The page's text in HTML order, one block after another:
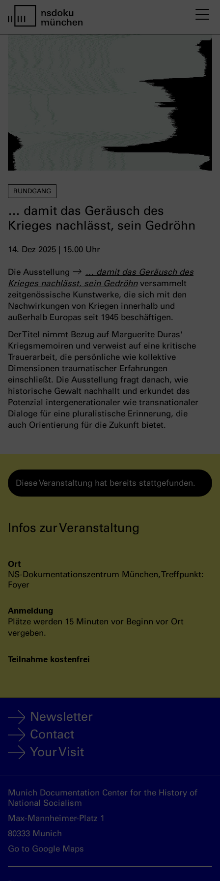
RUNDGANG
… damit das Geräusch des
Krieges nachlässt, sein Gedröhn
14. Dez 2025 | 15.00 Uhr
Die Ausstellung
… damit das Geräusch des
Krieges nachlässt, sein Gedröhnversammelt
zeitgenössische Kunstwerke, die sich mit den
Nachwirkungen von Kriegen innerhalb und
außerhalb Europas seit 1945 beschäftigen.
Der Titel nimmt Bezug auf Marguerite Duras'
Kriegsmemoiren und verweist auf eine kritische
Trauerarbeit, die persönliche wie kollektive
Dimensionen traumatischer Erfahrungen
einschließt. Die Ausstellung fragt danach, wie
historische Gewalt nachhallt und erkundet das
Potenzial intergenerationaler wie transnationaler
Dialoge für eine pluralistische Erinnerung, die
auch Orientierung für die Zukunft bietet.
Diese Veranstaltung hat bereits stattgefunden.
Infos zur Veranstaltung
Ort
NS-Dokumentationszentrum München, Treffpunkt:
Foyer
Anmeldung
Plätze werden 15 Minuten vor Beginn vor Ort
vergeben.
Teilnahme kostenfrei
Newsletter
Contact
Your Visit
Munich Documentation Center for the History of
National Socialism
Max-Mannheimer-Platz 1
80333 Munich
Go to Google Maps